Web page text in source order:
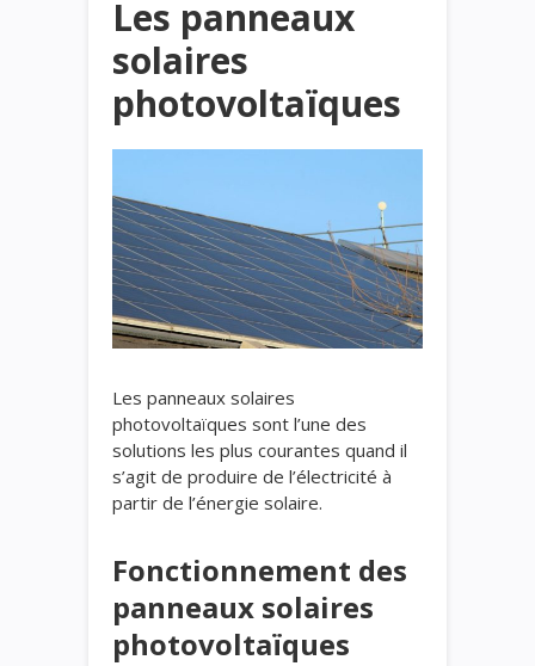
Les panneaux
solaires
photovoltaïques
Les panneaux solaires
photovoltaïques sont l’une des
solutions les plus courantes quand il
s’agit de produire de l’électricité à
partir de l’énergie solaire.
Fonctionnement des
panneaux solaires
photovoltaïques